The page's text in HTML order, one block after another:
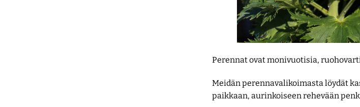
Perennat ovat monivuotisia,
Meidän perennavalikoimasta löydät
paikkaan, aurinkoiseen rehevään